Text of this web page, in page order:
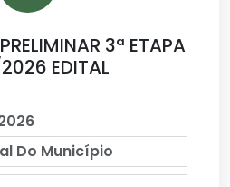
3ª ETAPA
EDITAL
Do Município